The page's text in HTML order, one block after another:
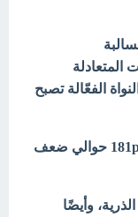
المتعادلة
الفعّالة تصبح
حوالي ضعف
وأيضًا